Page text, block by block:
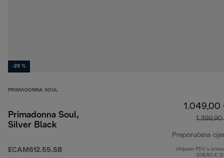
-25 %
PRIMADONNA SOUL
Primadonna Soul,
Silver Black
ECAM612.55.SB
1.049,00
Preporučena
Uključen PDV u
209,80 €